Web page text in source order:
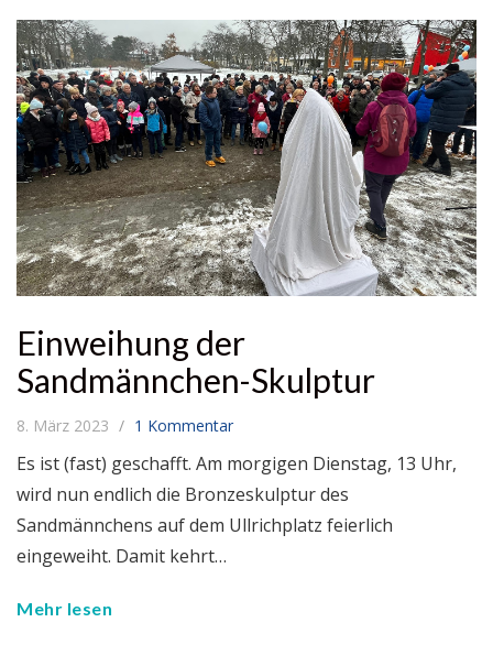
Einweihung der
Sandmännchen-Skulptur
8. März 2023 1 Kommentar
Es ist (fast) geschafft. Am morgigen Dienstag, 13 Uhr,
wird nun endlich die Bronzeskulptur des
Sandmännchens auf dem Ullrichplatz feierlich
eingeweiht. Damit kehrt…
Mehr lesen